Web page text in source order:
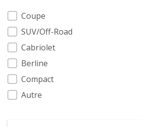
Carrosserie
Coupe
SUV/Off-Road
Cabriolet
Berline
Compact
Autre